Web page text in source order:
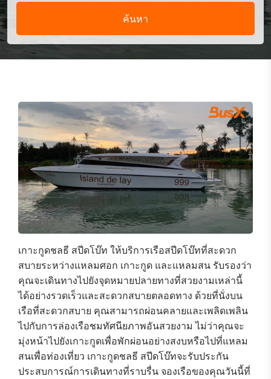
ค้นหา
เกาะกูดชลธี สปีดโบ๊ท ให้บริการเรือสปีดโบ๊ทที่สะดวก
สบายระหว่างแหลมศอก เกาะกูด และแหลมสน รับรองว่า
คุณจะเดินทางไปยังจุดหมายปลายทางที่สวยงามเหล่านี้
ได้อย่างรวดเร็วและสะดวกสบายตลอดทาง ด้วยที่นั่งบน
เรือที่สะดวกสบาย คุณสามารถผ่อนคลายและเพลิดเพลิน
ไปกับการล่องเรือชมทัศนียภาพอันสวยงาม ไม่ว่าคุณจะ
มุ่งหน้าไปยังเกาะกูดเพื่อพักผ่อนอย่างสงบหรือไปที่แหลม
สนเพื่อท่องเที่ยว เกาะกูดชลธี สปีดโบ๊ทจะรับประกัน
ประสบการณ์การเดินทางที่ราบรื่น จองเรือของคุณวันนี้ที่